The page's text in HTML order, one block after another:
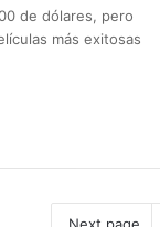
de dólares, pero
más exitosas
Next page